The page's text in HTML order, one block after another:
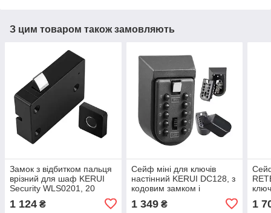
З цим товаром також замовляють
Замок з відбитком пальця
врізний для шаф KERUI
Security WLS0201, 20
акумулятор
1 124 ₴
Сейф міні для ключів
настінний KERUI DС128, з
кодовим замком і
металевим корпусом
1 349₴ 1